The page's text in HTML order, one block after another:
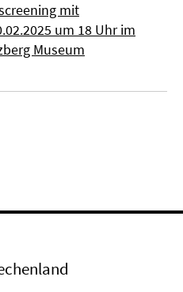
mit
um 18 Uhr im
Museum